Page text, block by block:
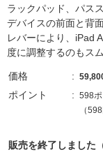
ラックパッド、パス
デバイスの前面と背
レバーにより、iPad
度に調整するのも
価格
ポイント
598ポ
（
販売を終了しました